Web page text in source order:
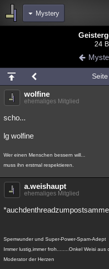
Mystery
Chat Wiki Neuigkeiten
meine Rubriken
Menschen
Spiritualität
Natur
Philosophie Träume
Astronomie Helpdesk
Musik Clash
Besucht Teilgenommen
Lesenswert
24
Seite
wolfine
ehemaliges Mitglied
scho...
lg wolfine
Wer einen Menschen bessern will...
muss ihn erstmal respektieren.
a.weishaupt
ehemaliges Mitglied
Sperrwunder und Super-Power-Spam-Adept
Immer lustig,immer froh........Onkel Weisi aus
Moderator der Herzen